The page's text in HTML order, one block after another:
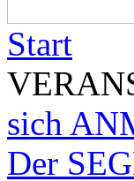
Start
sich
Der